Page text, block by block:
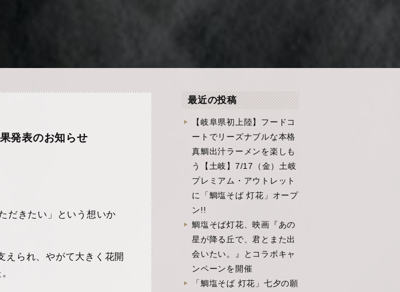
発表のお知らせ
だきたい」という想いか
えられ、やがて大きく花開
最近の投稿
【岐阜県初上陸】フードコ
ートでリーズナブルな本格
真鯛出汁ラーメンを楽しも
う【土岐】7/17（金）土岐
プレミアム・アウトレット
に「鯛塩そば 灯花」オープ
ン!!
鯛塩そば灯花、映画『あの
星が降る丘で、君とまた出
会いたい。』とコラボキャ
ンペーンを開催
「鯛塩そば 灯花」七夕の願